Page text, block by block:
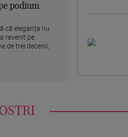
podium
că eleganța nu
revenit pe
de trei decenii,